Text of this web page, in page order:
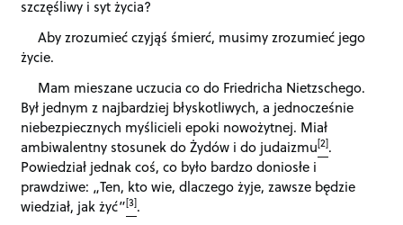
szczęśliwy i syt życia?
Aby zrozumieć czyjąś śmierć, musimy zrozumieć jego
życie.
Mam mieszane uczucia co do Friedricha Nietzschego.
Był jednym z najbardziej błyskotliwych, a jednocześnie
niebezpiecznych myślicieli epoki nowożytnej. Miał
ambiwalentny stosunek do Żydów i do judaizmu[2].
Powiedział jednak coś, co było bardzo doniosłe i
prawdziwe: „Ten, kto wie, dlaczego żyje, zawsze będzie
wiedział, jak żyć”[3].